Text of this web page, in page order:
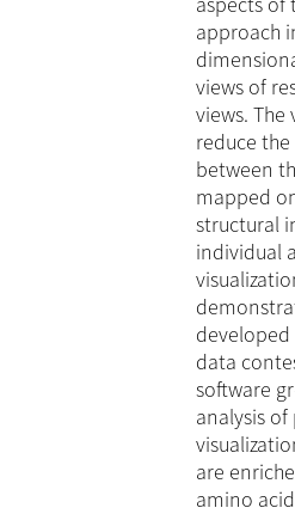
approach
views of
views.
reduce
between
mapped
structural
individual
data
software
analysis
are
amino